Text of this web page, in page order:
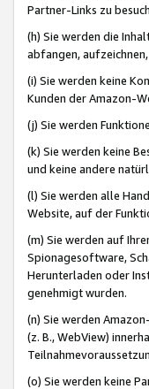
Partner-Links zu
(h) Sie werden die
abfangen,
(i) Sie werden keine
Kunden der Amazon-
(j) Sie werden
(k) Sie werden keine
und keine andere
(l) Sie werden alle
Website, auf der
(m) Sie werden auf
Spionagesoftware,
Herunterladen oder
genehmigt wurden.
(n) Sie werden
(z. B., WebView)
(o) Sie werden keine